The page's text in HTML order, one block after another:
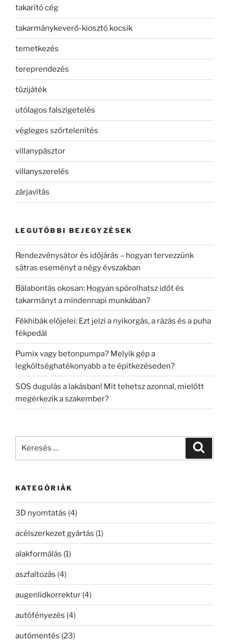
takarító cég
takarmánykeverő-kiosztó kocsik
temetkezés
tereprendezés
tűzijáték
utólagos falszigetelés
végleges szőrtelenítés
villanypásztor
villanyszerelés
zárjavítás
LEGUTÓBBI BEJEGYZÉSEK
Rendezvénysátor és időjárás – hogyan tervezzünk
sátras eseményt a négy évszakban
Bálabontás okosan: Hogyan spórolhatsz időt és
takarmányt a mindennapi munkában?
Fékhibák előjelei: Ezt jelzi a nyikorgás, a rázás és a puha
fékpedál
Pumix vagy betonpumpa? Melyik gép a
legköltséghatékonyabb a te építkezéseden?
SOS dugulás a lakásban! Mit tehetsz azonnal, mielőtt
megérkezik a szakember?
KATEGÓRIÁK
3D nyomtatás (4)
acélszerkezet gyártás (1)
alakformálás (1)
aszfaltozás (4)
augenlidkorrektur (4)
autófényezés (4)
autómentés (23)